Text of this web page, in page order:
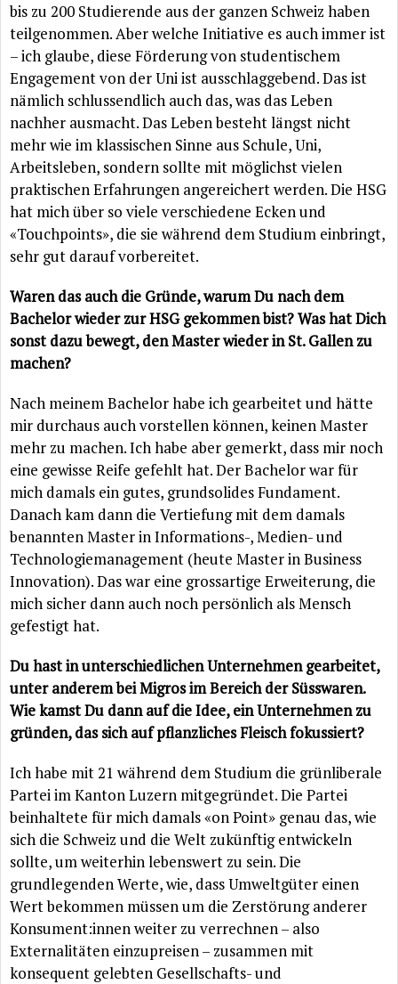
bis zu 200 Studierende aus der ganzen Schweiz haben
teilgenommen. Aber welche Initiative es auch immer ist
– ich glaube, diese Förderung von studentischem
Engagement von der Uni ist ausschlaggebend. Das ist
nämlich schlussendlich auch das, was das Leben
nachher ausmacht. Das Leben besteht längst nicht
mehr wie im klassischen Sinne aus Schule, Uni,
Arbeitsleben, sondern sollte mit möglichst vielen
praktischen Erfahrungen angereichert werden. Die HSG
hat mich über so viele verschiedene Ecken und
«Touchpoints», die sie während dem Studium einbringt,
sehr gut darauf vorbereitet.
Waren das auch die Gründe, warum Du nach dem
Bachelor wieder zur HSG gekommen bist? Was hat Dich
sonst dazu bewegt, den Master wieder in St. Gallen zu
machen?
Nach meinem Bachelor habe ich gearbeitet und hätte
mir durchaus auch vorstellen können, keinen Master
mehr zu machen. Ich habe aber gemerkt, dass mir noch
eine gewisse Reife gefehlt hat. Der Bachelor war für
mich damals ein gutes, grundsolides Fundament.
Danach kam dann die Vertiefung mit dem damals
benannten Master in Informations-, Medien- und
Technologiemanagement (heute Master in Business
Innovation). Das war eine grossartige Erweiterung, die
mich sicher dann auch noch persönlich als Mensch
gefestigt hat.
Du hast in unterschiedlichen Unternehmen gearbeitet,
unter anderem bei Migros im Bereich der Süsswaren.
Wie kamst Du dann auf die Idee, ein Unternehmen zu
gründen, das sich auf pflanzliches Fleisch fokussiert?
Ich habe mit 21 während dem Studium die grünliberale
Partei im Kanton Luzern mitgegründet. Die Partei
beinhaltete für mich damals «on Point» genau das, wie
sich die Schweiz und die Welt zukünftig entwickeln
sollte, um weiterhin lebenswert zu sein. Die
grundlegenden Werte, wie, dass Umweltgüter einen
Wert bekommen müssen um die Zerstörung anderer
Konsument:innen weiter zu verrechnen – also
Externalitäten einzupreisen – zusammen mit
konsequent gelebten Gesellschafts- und